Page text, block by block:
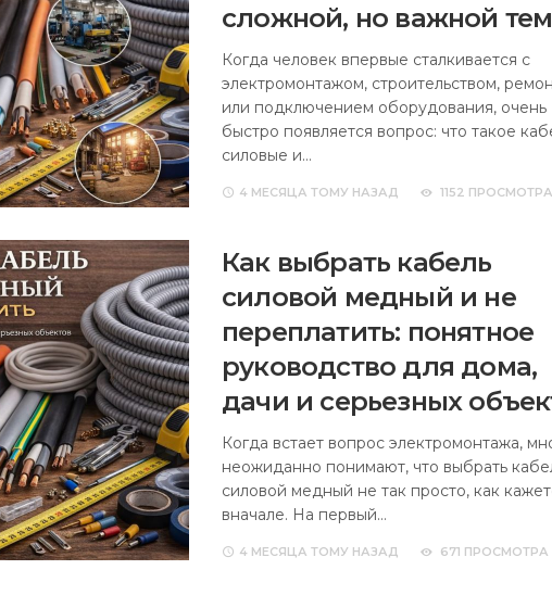
сложной, но важной
Когда человек впервые сталкивается с
электромонтажом, строительством,
или подключением оборудования, очень
быстро появляется вопрос: что такое
силовые и…
4 МЕСЯЦА ТОМУ НАЗАД 1152 ПРОСМОТРА
Как выбрать кабель
силовой медный и не
переплатить: понятное
руководство для дома,
дачи и серьезных
Когда встает вопрос электромонтажа,
неожиданно понимают, что выбрать
силовой медный не так просто, как
вначале. На первый…
4 МЕСЯЦА ТОМУ НАЗАД 671 ПРОСМОТРА